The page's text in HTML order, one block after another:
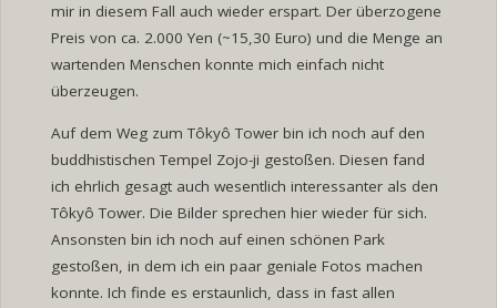
mir in diesem Fall auch wieder erspart. Der überzogene
Preis von ca. 2.000 Yen (~15,30 Euro) und die Menge an
wartenden Menschen konnte mich einfach nicht
überzeugen.
Auf dem Weg zum Tôkyô Tower bin ich noch auf den
buddhistischen Tempel Zojo-ji gestoßen. Diesen fand
ich ehrlich gesagt auch wesentlich interessanter als den
Tôkyô Tower. Die Bilder sprechen hier wieder für sich.
Ansonsten bin ich noch auf einen schönen Park
gestoßen, in dem ich ein paar geniale Fotos machen
konnte. Ich finde es erstaunlich, dass in fast allen